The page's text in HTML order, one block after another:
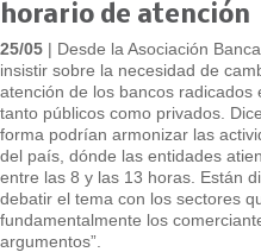
horario de atención
25/05 | Desde la Asociación
insistir sobre la necesidad de
atención de los bancos radicados
tanto públicos como privados.
forma podrían armonizar las
del país, dónde las entidades
entre las 8 y las 13 horas. Están
debatir el tema con los sectores
fundamentalmente los
argumentos”.